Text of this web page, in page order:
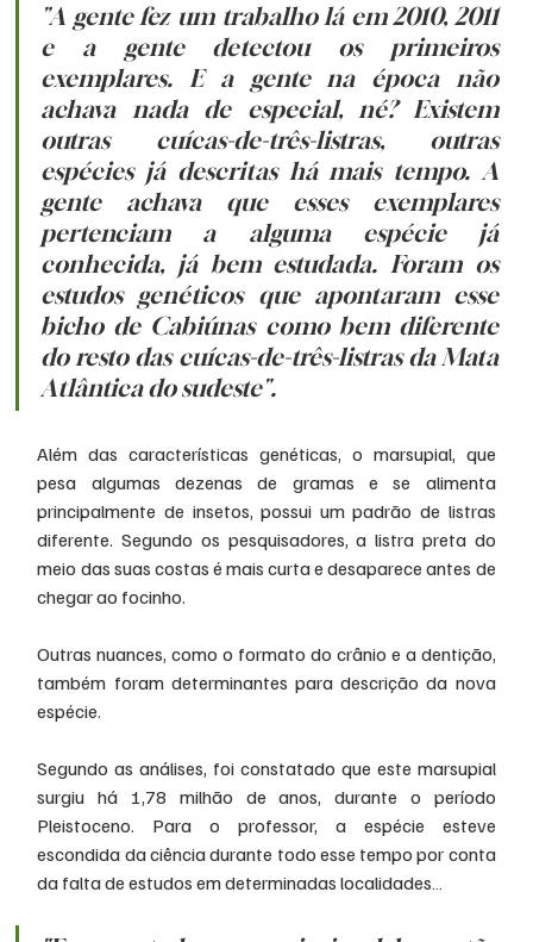
"A gente fez um trabalho lá em 2010, 2011
e a gente detectou os primeiros
exemplares. E a gente na época não
achava nada de especial, né? Existem
outras cuícas-de-três-listras, outras
espécies já descritas há mais tempo. A
gente achava que esses exemplares
pertenciam a alguma espécie já
conhecida, já bem estudada. Foram os
estudos genéticos que apontaram esse
bicho de Cabiúnas como bem diferente
do resto das cuícas-de-três-listras da Mata
Atlântica do sudeste".
Além das características genéticas, o marsupial, que
pesa algumas dezenas de gramas e se alimenta
principalmente de insetos, possui um padrão de listras
diferente. Segundo os pesquisadores, a listra preta do
meio das suas costas é mais curta e desaparece antes de
chegar ao focinho.
Outras nuances, como o formato do crânio e a dentição,
também foram determinantes para descrição da nova
espécie.
Segundo as análises, foi constatado que este marsupial
surgiu há 1,78 milhão de anos, durante o período
Pleistoceno. Para o professor, a espécie esteve
escondida da ciência durante todo esse tempo por conta
da falta de estudos em determinadas localidades…